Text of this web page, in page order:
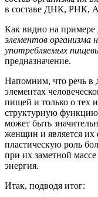
в составе ДНК, РНК,
Как видно на примере
элементов организма
употребляемых
предназначение.
Напомним, что речь в
элементах
пищей и только о тех
структурную
может быть
женщин и является их
пластическую роль
при их заметной
энергия.
Итак, подводя итог: